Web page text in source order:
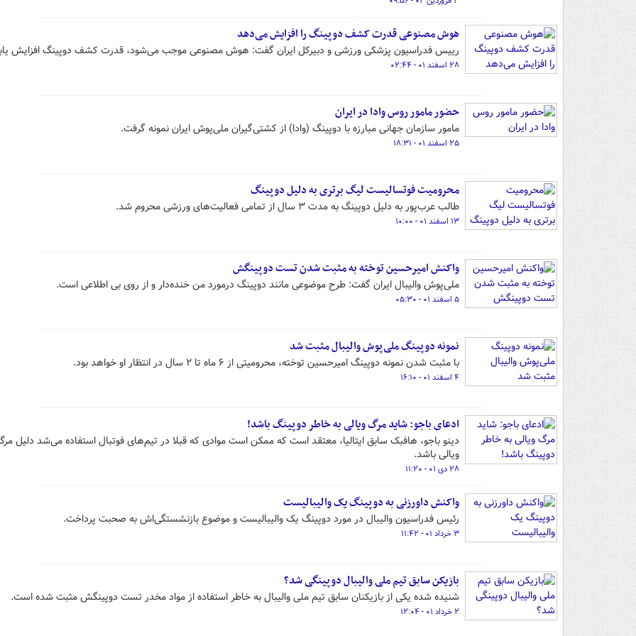
هوش مصنوعی قدرت کشف دوپینگ را افزایش می‌دهد
رییس فدراسیون پزشکی ورزشی و دبیرکل ایران گفت: هوش مصنوعی موجب می‌شود، قدرت کشف دوپینگ افزایش
۲۸ اسفند ۰۱ - ۰۲:۴۴
حضور مامور روس وادا در ایران
مامور سازمان جهانی مبارزه با دوپینگ (وادا) از کشتی‌گیران ملی‌پوش ایران نمونه گرفت.
۲۵ اسفند ۰۱ - ۱۸:۳۱
محرومیت فوتسالیست لیگ برتری به دلیل دوپینگ
طالب عرب‌پور به دلیل دوپینگ به مدت ۳ سال از تمامی فعالیت‌های ورزشی محروم شد.
۱۳ اسفند ۰۱ - ۱۰:۰۰
واکنش امیرحسین توخته به مثبت شدن تست دوپینگش
ملی‌پوش والیبال ایران گفت: طرح موضوعی مانند دوپینگ درمورد من خنده‌دار و از روی بی اطلاعی است.
۵ اسفند ۰۱ - ۰۵:۳۰
نمونه دوپینگ ملی‌پوش والیبال مثبت شد
با مثبت شدن نمونه دوپینگ امیرحسین توخته، محرومیتی از ۶ ماه تا ۲ سال در انتظار او خواهد بود.
۴ اسفند ۰۱ - ۱۶:۱۰
ادعای باجو: شاید مرگ ویالی به خاطر دوپینگ باشد!
دینو باجو، هافبک سابق ایتالیا، معتقد است که ممکن است موادی که قبلا در تیم‌های فوتبال استفاده می‌شد دلیل
ویالی باشد.
۲۸ دی ۰۱ - ۱۱:۲۰
واکنش داورزنی به دوپینگ یک والیبالیست
رئیس فدراسیون والیبال در مورد دوپینگ یک والیبالیست و موضوع بازنشستگی‌اش به صحبت پرداخت.
۳ خرداد ۰۱ - ۱۱:۴۲
بازیکن سابق تیم ملی والیبال دوپینگی شد؟
شنیده شده یکی از بازیکنان سابق تیم ملی والیبال به خاطر استفاده از مواد مخدر تست دوپینگش مثبت شده است.
۲ خرداد ۰۱ - ۱۲:۰۴